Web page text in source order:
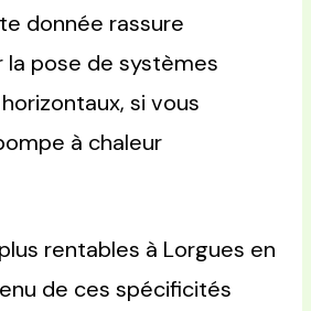
donnée rassure
pose de systèmes
si vous
à chaleur
rentables à Lorgues en
de ces spécificités